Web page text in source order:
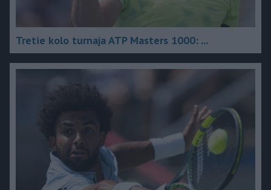
Tretie kolo turnaja ATP Masters 1000: ...